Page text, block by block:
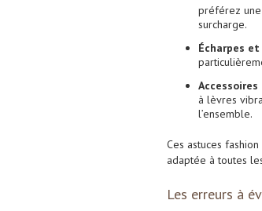
préférez
surcharge.
Écharpes
à lèvres
l’ensemble.
Ces astuces
adaptée à toutes
Les erreurs à